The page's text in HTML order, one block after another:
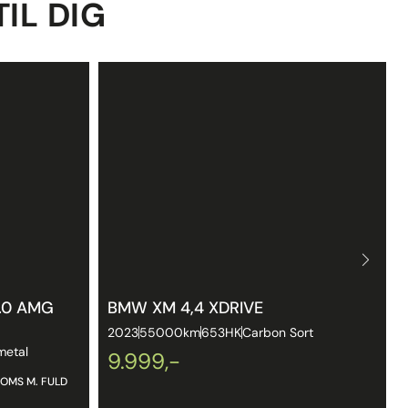
DIG
AMG
M. FULD
BMW XM 4,4 XDRIVE
202355000km653HKCarbon Sort
9.999,-